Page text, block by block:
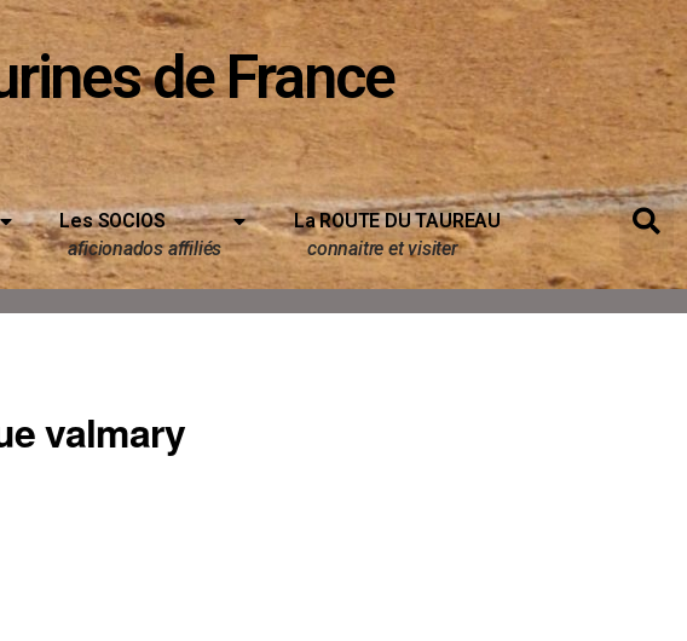
de France
Les SOCIOS
aficionados affiliés
La ROUTE DU TAUREAU
connaitre et visiter
valmary